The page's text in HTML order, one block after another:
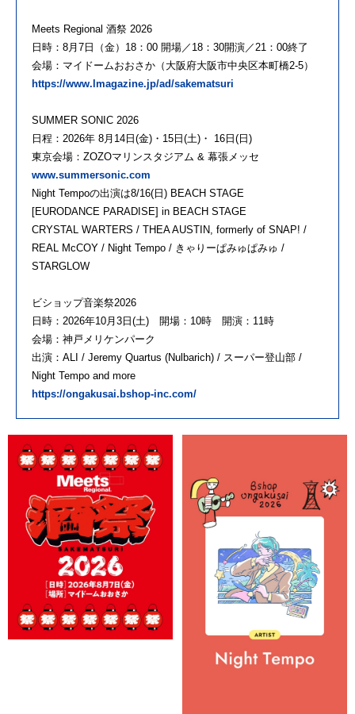
Meets Regional 酒祭 2026
日時：8月7日（金）18：00 開場／18：30開演／21：00終了
会場：マイドームおおさか（大阪府大阪市中央区本町橋2-5）
https://www.lmagazine.jp/ad/sakematsuri
SUMMER SONIC 2026
日程：2026年 8月14日(金)・15日(土)・ 16日(日)
東京会場：ZOZOマリンスタジアム & 幕張メッセ
www.summersonic.com
Night Tempoの出演は8/16(日) BEACH STAGE
[EURODANCE PARADISE] in BEACH STAGE
CRYSTAL WARTERS / THEA AUSTIN, formerly of SNAP! /
REAL McCOY / Night Tempo / きゃりーぱみゅぱみゅ /
STARGLOW
ビショップ音楽祭2026
日時：2026年10月3日(土) 開場：10時 開演：11時
会場：神戸メリケンパーク
出演：ALI / Jeremy Quartus (Nulbarich) / スーパー登山部 /
Night Tempo and more
https://ongakusai.bshop-inc.com/